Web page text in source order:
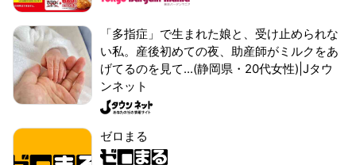
「多指症」で生まれた娘と、受け止められな
い私。産後初めての夜、助産師がミルクをあ
げてるのを見て...(静岡県・20代女性)|Jタウ
ンネット
ゼロまる